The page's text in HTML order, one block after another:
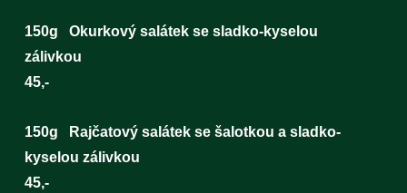
150g Okurkový salátek se sladko-kyselou
zálivkou
45,-
150g Rajčatový salátek se šalotkou a sladko-
kyselou zálivkou
45,-